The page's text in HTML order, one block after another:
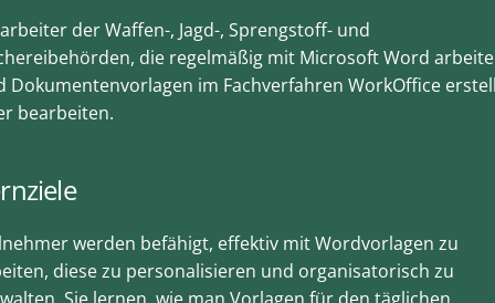
der Waffen-, Jagd-, Sprengstoff- und
die regelmäßig mit Microsoft Word
Dokumentenvorlagen im Fachverfahren WorkOffice
bearbeiten.
werden befähigt, effektiv mit Wordvorlagen zu
diese zu personalisieren und organisatorisch zu